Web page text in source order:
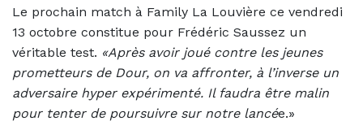
Le prochain match à Family La Louvière ce vendredi
13 octobre constitue pour Frédéric Saussez un
véritable test. «Après avoir joué contre les jeunes
prometteurs de Dour, on va affronter, à l’inverse un
adversaire hyper expérimenté. Il faudra être malin
pour tenter de poursuivre sur notre lancée.»